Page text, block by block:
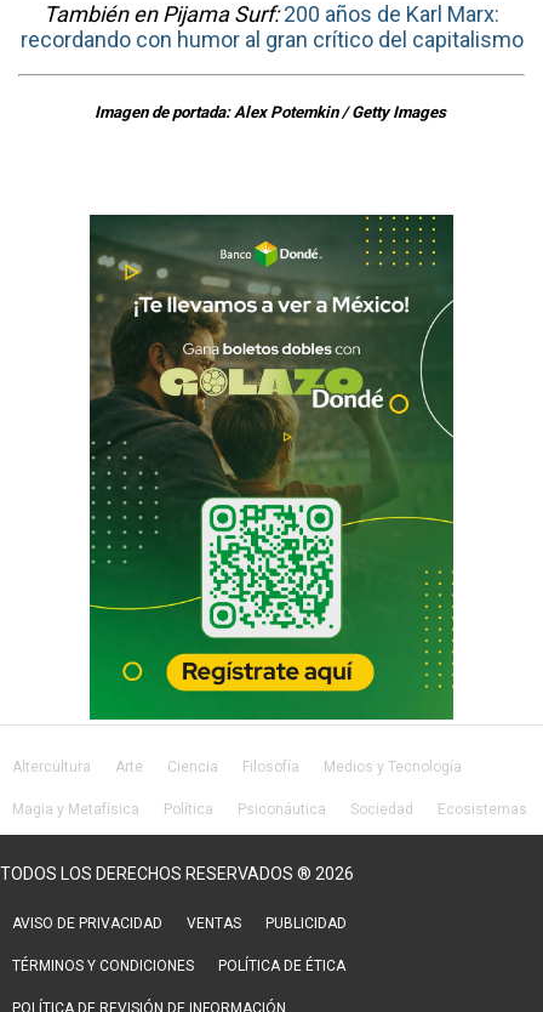
También en Pijama Surf:200 años de Karl Marx:
recordando con humor al gran crítico del capitalismo
Imagen de portada: Alex Potemkin / Getty Images
Altercultura Arte Ciencia Filosofía Medios y Tecnología
Magia y Metafísica Política Psiconáutica Sociedad Ecosistemas
TODOS LOS DERECHOS RESERVADOS ® 2026
AVISO DE PRIVACIDAD VENTAS PUBLICIDAD
TÉRMINOS Y CONDICIONES POLÍTICA DE ÉTICA